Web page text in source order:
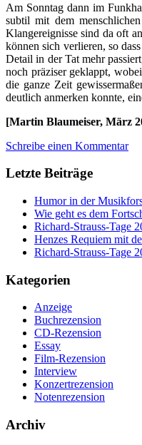
Am Sonntag dann im
subtil mit dem
Klangereignisse sind da oft
können sich verlieren, so
Detail in der Tat mehr
noch präziser geklappt,
die ganze Zeit
deutlich anmerken konnte,
[Martin Blaumeiser, März
Schreibe einen Kommentar
Letzte Beiträge
Humor in der
Wie geht es dem
Richard-Strauss-Tage
Henzes Requiem mit
Richard-Strauss-Tage
Kategorien
Anzeige
Buchrezension
CD-Rezension
Essay
Film-Rezension
Interview
Konzertrezension
Notenrezension
Archiv